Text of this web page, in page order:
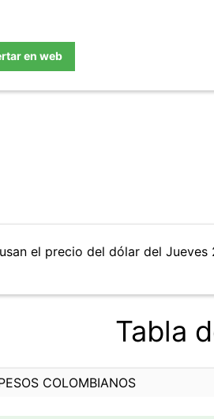
en web
el precio del dólar del
Tabla
COLOMBIANOS